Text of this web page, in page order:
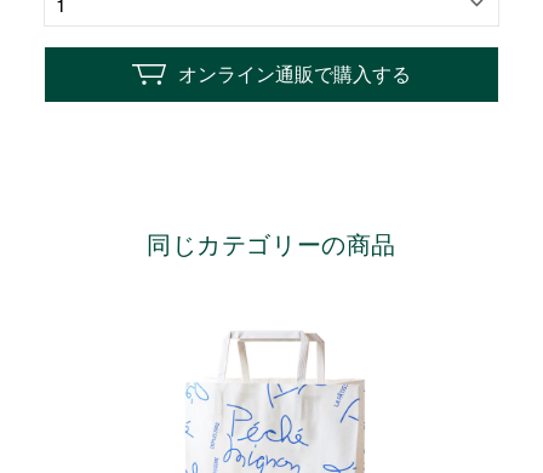
オンライン通販で購入する
同じカテゴリーの商品